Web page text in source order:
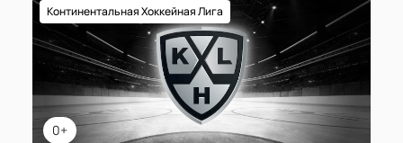
0+
Континентальная Хоккейная Лига